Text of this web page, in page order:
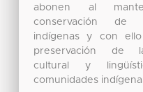
abonen al
conservación de
indígenas y con
preservación de
cultural y
comunidades